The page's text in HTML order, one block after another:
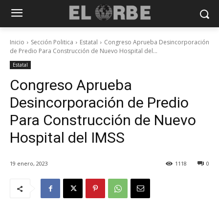
Inicio Sección Politica Estatal
Congreso Aprueba Desincorporación
de Predio Para Construcción de Nuevo Hospital del...
Estatal
Congreso Aprueba
Desincorporación de Predio
Para Construcción de Nuevo
Hospital del IMSS
19 enero, 2023 0
1118